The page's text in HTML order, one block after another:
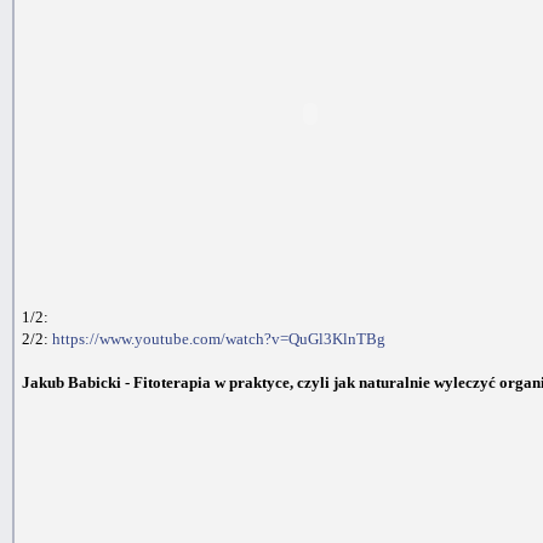
1/2:
2/2: https://www.youtube.com/watch?v=QuGl3KlnTBg
Jakub Babicki - Fitoterapia w praktyce, czyli jak naturalnie wyleczyć